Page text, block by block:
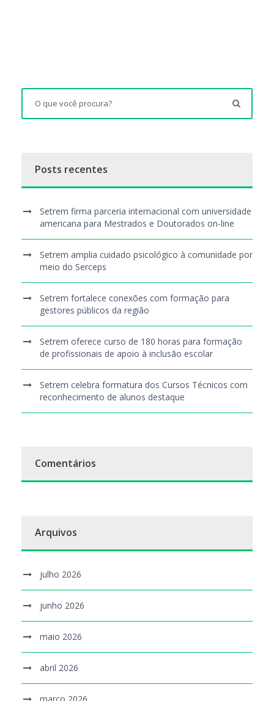
Posts recentes
Setrem firma parceria internacional com universidade
americana para Mestrados e Doutorados on-line
Setrem amplia cuidado psicológico à comunidade por
meio do Serceps
Setrem fortalece conexões com formação para
gestores públicos da região
Setrem oferece curso de 180 horas para formação
de profissionais de apoio à inclusão escolar
Setrem celebra formatura dos Cursos Técnicos com
reconhecimento de alunos destaque
Comentários
Arquivos
julho 2026
junho 2026
maio 2026
abril 2026
março 2026